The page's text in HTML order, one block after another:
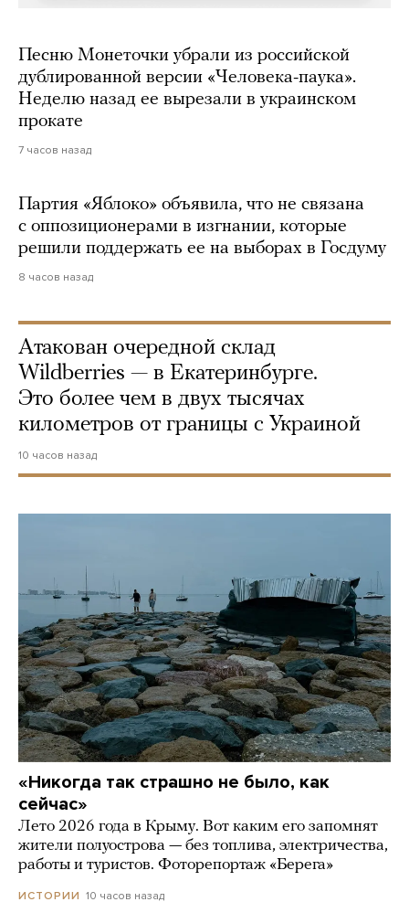
Песню Монеточки убрали из российской
дублированной версии «Человека-паука».
Неделю назад ее вырезали в украинском
прокате
7 часов назад
Партия «Яблоко» объявила, что не связана
с оппозиционерами в изгнании, которые
решили поддержать ее на выборах в Госдуму
8 часов назад
Атакован очередной склад
Wildberries — в Екатеринбурге.
Это более чем в двух тысячах
километров от границы с Украиной
10 часов назад
«Никогда так страшно не было, как
сейчас»
Лето 2026 года в Крыму. Вот каким его запомнят
жители полуострова — без топлива, электричества,
работы и туристов. Фоторепортаж «Берега»
ИСТОРИИ 10 часов назад